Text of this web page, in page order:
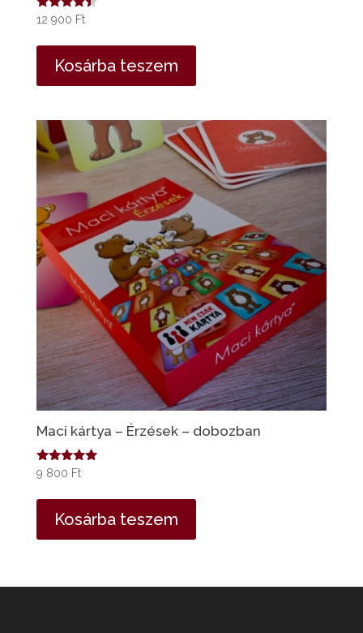
Értékelés
12 900 Ft
Kosárba teszem
Maci kártya – Érzések – dobozban
Értékelés:
9 800 Ft
Kosárba teszem